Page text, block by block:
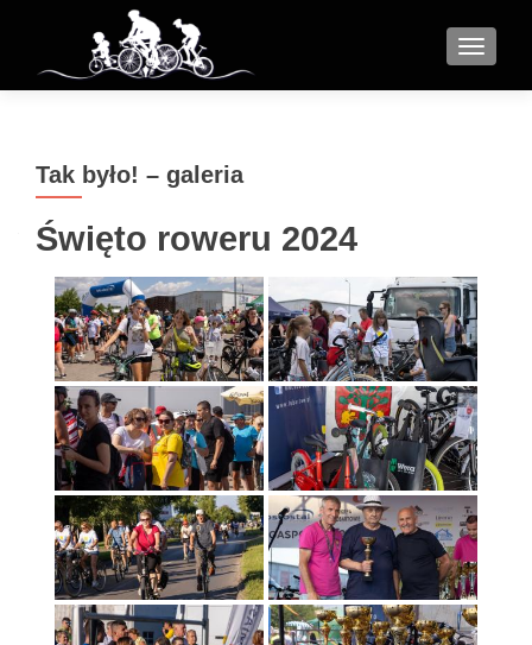
MENU
Tak było! – galeria
Święto roweru 2024